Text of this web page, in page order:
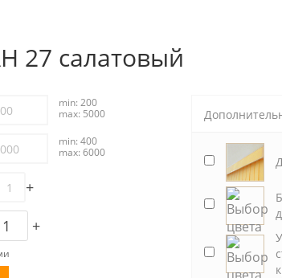
27 салатовый
min: 200
max: 5000
min: 400
max: 6000
+
+